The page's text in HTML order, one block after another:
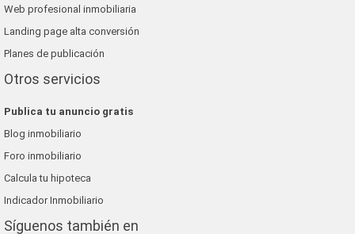
Web profesional inmobiliaria
Landing page alta conversión
Planes de publicación
Otros servicios
Publica tu anuncio gratis
Blog inmobiliario
Foro inmobiliario
Calcula tu hipoteca
Indicador Inmobiliario
Síguenos también en